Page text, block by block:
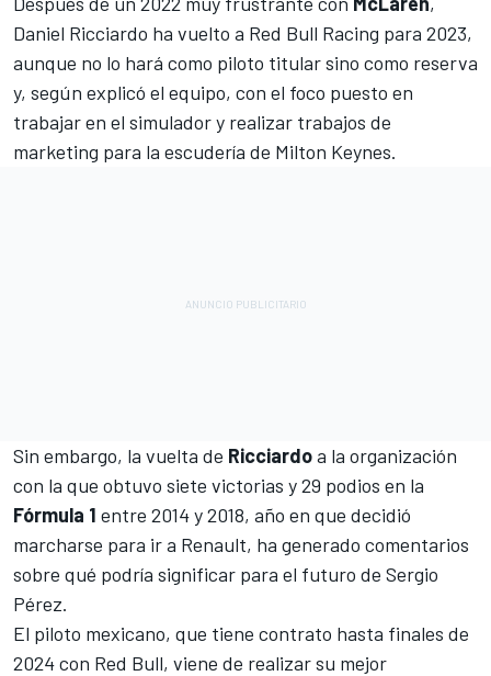
Daniel Ricciardo ha vuelto a Red Bull Racing para 2023,
aunque no lo hará como piloto titular sino como reserva
y, según explicó el equipo, con el foco puesto en
trabajar en el simulador y realizar trabajos de
marketing para la escudería de Milton Keynes.
Sin embargo, la vuelta de Ricciardoa la organización
con la que obtuvo siete victorias y 29 podios en la
Fórmula 1 entre 2014 y 2018, año en que decidió
marcharse para ir a Renault, ha generado comentarios
sobre qué podría significar para el futuro de Sergio
Pérez.
El piloto mexicano, que tiene contrato hasta finales de
2024 con Red Bull, viene de realizar su mejor